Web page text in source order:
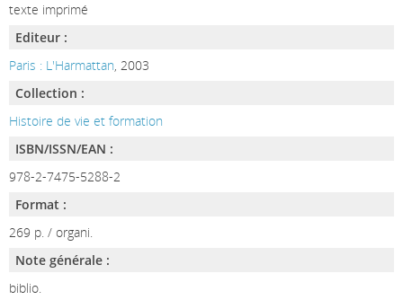
texte imprimé
Editeur :
Paris : L'Harmattan, 2003
Collection :
Histoire de vie et formation
ISBN/ISSN/EAN :
978-2-7475-5288-2
Format :
269 p. / organi.
Note générale :
biblio.